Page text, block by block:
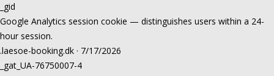
_gid
Google Analytics session cookie — distinguishes users within a 24-
hour session.
.laesoe-booking.dk · 7/17/2026
_gat_UA-76750007-4